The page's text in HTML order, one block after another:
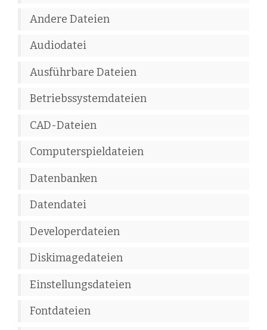
Andere Dateien
Audiodatei
Ausführbare Dateien
Betriebssystemdateien
CAD-Dateien
Computerspieldateien
Datenbanken
Datendatei
Developerdateien
Diskimagedateien
Einstellungsdateien
Fontdateien